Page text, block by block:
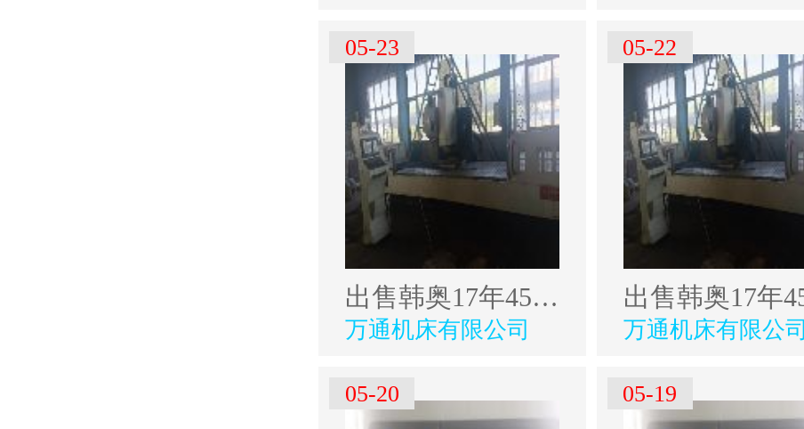
05-23
出售韩奥17年4500型材加工中心
万通机床有限公司
05-22
万通机床有限公司
05-20 05-19